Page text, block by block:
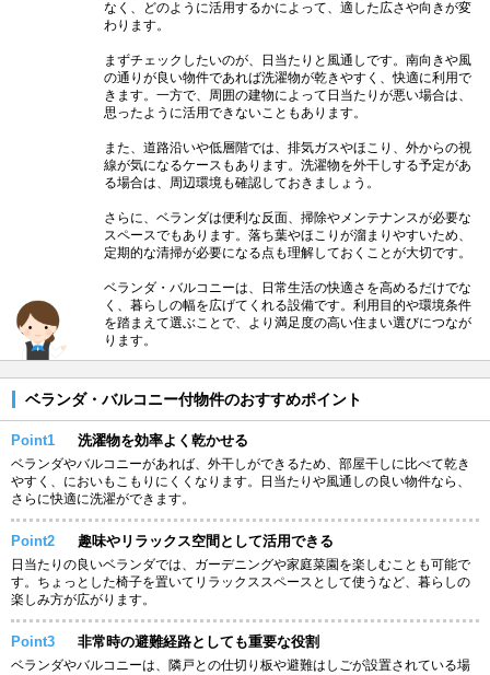
なく、どのように活用するかによって、適した広さや向きが変
わります。
まずチェックしたいのが、日当たりと風通しです。南向きや風
の通りが良い物件であれば洗濯物が乾きやすく、快適に利用で
きます。一方で、周囲の建物によって日当たりが悪い場合は、
思ったように活用できないこともあります。
また、道路沿いや低層階では、排気ガスやほこり、外からの視
線が気になるケースもあります。洗濯物を外干しする予定があ
る場合は、周辺環境も確認しておきましょう。
さらに、ベランダは便利な反面、掃除やメンテナンスが必要な
スペースでもあります。落ち葉やほこりが溜まりやすいため、
定期的な清掃が必要になる点も理解しておくことが大切です。
ベランダ・バルコニーは、日常生活の快適さを高めるだけでな
く、暮らしの幅を広げてくれる設備です。利用目的や環境条件
を踏まえて選ぶことで、より満足度の高い住まい選びにつなが
ります。
ベランダ・バルコニー付物件のおすすめポイント
Point1 洗濯物を効率よく乾かせる
ベランダやバルコニーがあれば、外干しができるため、部屋干しに比べて乾き
やすく、においもこもりにくくなります。日当たりや風通しの良い物件なら、
さらに快適に洗濯ができます。
Point2 趣味やリラックス空間として活用できる
日当たりの良いベランダでは、ガーデニングや家庭菜園を楽しむことも可能で
す。ちょっとした椅子を置いてリラックススペースとして使うなど、暮らしの
楽しみ方が広がります。
Point3 非常時の避難経路としても重要な役割
ベランダやバルコニーは、隣戸との仕切り板や避難はしごが設置されている場